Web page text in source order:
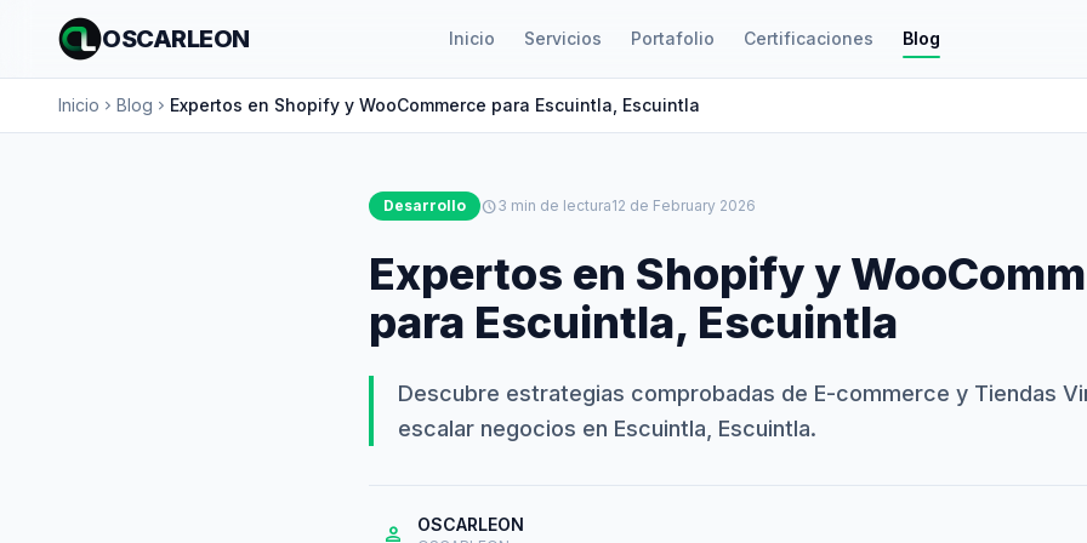
OSCARLEON Inicio Servicios Portafolio Certificaciones Blog
Inicio chevron_right Blog chevron_right Expertos en Shopify y WooCommerce para Escuintla, Escuintla
Desarrollo schedule3 min de lectura12 de February 2026
Expertos en Shopify y
para Escuintla, Escuintla
Descubre estrategias comprobadas de E-commerce y Tiendas
escalar negocios en Escuintla, Escuintla.
person OSCARLEON